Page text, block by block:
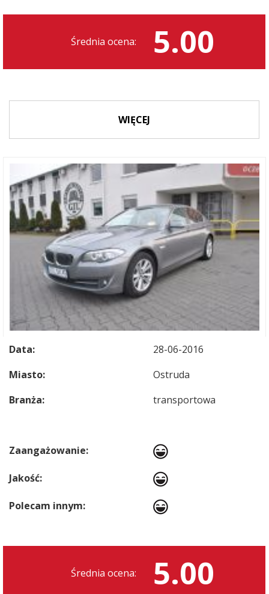
Średnia ocena: 5.00
WIĘCEJ
Data:
28-06-2016
Miasto:
Ostruda
Branża:
transportowa
Zaangażowanie:
Jakość:
Polecam innym:
Średnia ocena: 5.00